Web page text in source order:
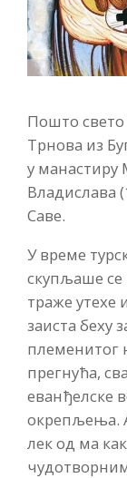
Пошто свето
Трнова из
у
Владислава
Саве.
У време
скупљаше се
траже утехе
заиста беху
племенитог
прегнућа,
еванђелске
окрепљења.
лек од ма